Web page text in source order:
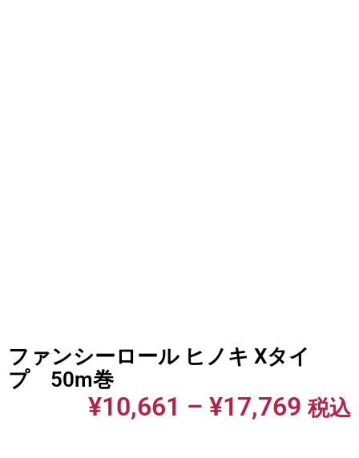
ファンシーロール ヒノキ Xタイ
プ 50m巻
¥10,661 – ¥17,769 税込